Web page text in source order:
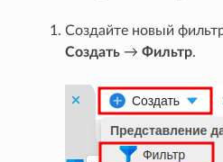
Создайте новый
Создать →Фильтр.